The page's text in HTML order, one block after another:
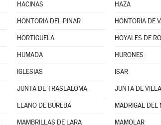
HACINAS HAZA
HONTORIA DEL PINAR HONTORIA DE
HORTIGÜELA HOYALES DE
HUMADA HURONES
IGLESIAS ISAR
JUNTA DE TRASLALOMA JUNTA DE
LLANO DE BUREBA MADRIGAL DEL
MAMBRILLAS DE LARA MAMOLAR